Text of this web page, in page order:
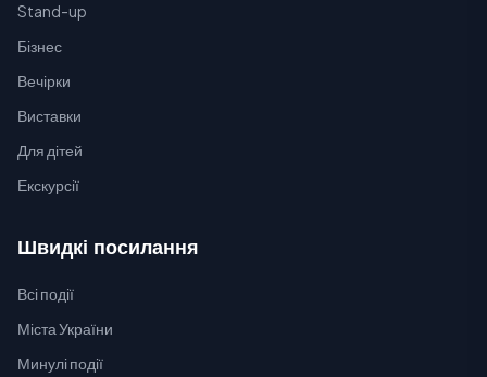
Stand-up
Бізнес
Вечірки
Виставки
Для дітей
Екскурсії
Швидкі посилання
Всі події
Міста України
Минулі події